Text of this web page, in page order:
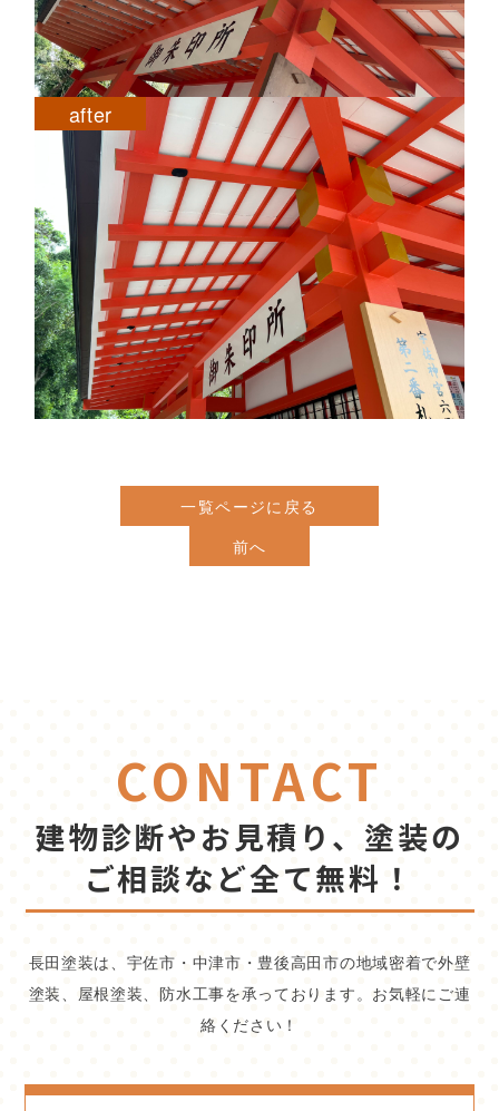
after
一覧ページに戻る
前へ
CONTACT
建物診断やお見積り、塗装の
ご相談など全て無料！
長田塗装は、宇佐市・中津市・豊後高田市の地域密着で外壁
塗装、屋根塗装、防水工事を承っております。お気軽にご連
絡ください！